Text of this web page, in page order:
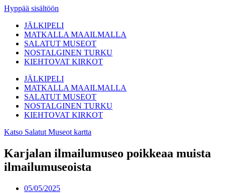
Hyppää sisältöön
JÄLKIPELI
MATKALLA MAAILMALLA
SALATUT MUSEOT
NOSTALGINEN TURKU
KIEHTOVAT KIRKOT
JÄLKIPELI
MATKALLA MAAILMALLA
SALATUT MUSEOT
NOSTALGINEN TURKU
KIEHTOVAT KIRKOT
Katso Salatut Museot kartta
Karjalan ilmailumuseo poikkeaa muista
ilmailumuseoista
05/05/2025